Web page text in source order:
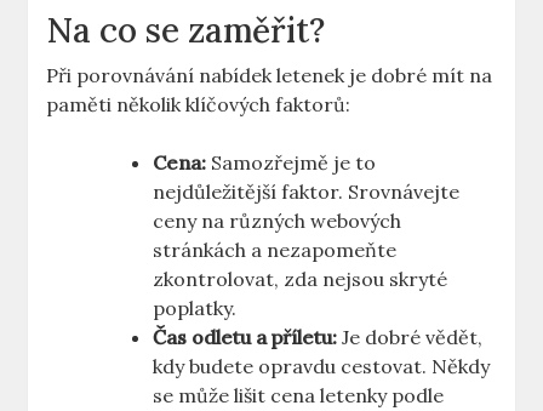
Na co se zaměřit?
Při porovnávání nabídek letenek je dobré mít na
paměti několik klíčových faktorů:
Cena: Samozřejmě je to
nejdůležitější faktor. Srovnávejte
ceny na různých webových
stránkách a nezapomeňte
zkontrolovat, zda nejsou skryté
poplatky.
Čas odletu a příletu: Je dobré vědět,
kdy budete opravdu cestovat. Někdy
se může lišit cena letenky podle